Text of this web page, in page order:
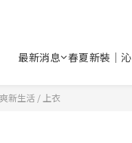
最新消息 春夏新裝｜
新生活 /上衣